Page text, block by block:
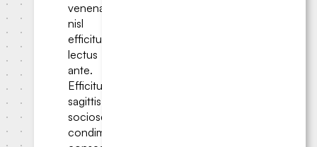
venenatis
nisl
efficitur
lectus
ante.
Efficitur
sagittis
sociosqu
condimentum